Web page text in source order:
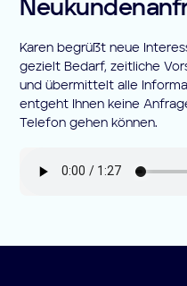
Karen begrüßt neue
gezielt Bedarf, zeitliche
und übermittelt alle
entgeht Ihnen keine
Telefon gehen können.